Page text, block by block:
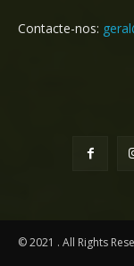
Contacte-nos:
© 2021 . All Rights